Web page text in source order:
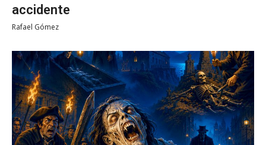
accidente
Rafael Gómez